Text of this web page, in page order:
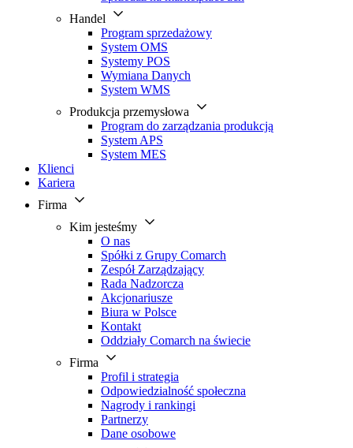
Handel
Program sprzedażowy
System OMS
Systemy POS
Wymiana Danych
System WMS
Produkcja przemysłowa
Program do zarządzania produkcją
System APS
System MES
Klienci
Kariera
Firma
Kim jesteśmy
O nas
Spółki z Grupy Comarch
Zespół Zarządzający
Rada Nadzorcza
Akcjonariusze
Biura w Polsce
Kontakt
Oddziały Comarch na świecie
Firma
Profil i strategia
Odpowiedzialność społeczna
Nagrody i rankingi
Partnerzy
Dane osobowe